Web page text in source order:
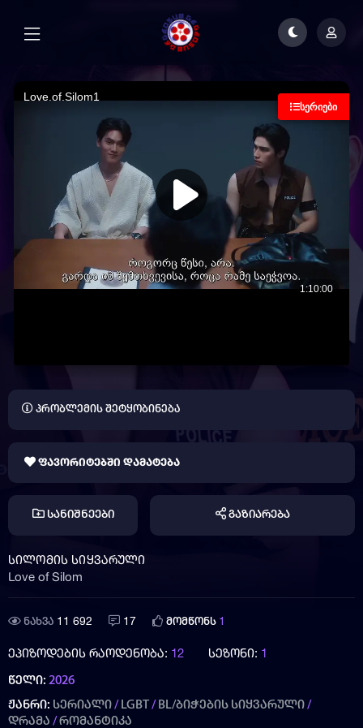
ᲡᲔᲠᲘᲔᲑᲘ
პრობლემის შეტყობინება
ფავორიტებში დამატება
სანიშნეები გაზიარება
სილომის სიყვარული
Love of Silom
ნახვა 11 692 17 მომწონს 1
ეპიზოდების რაოდენობა: 12 სეზონი: 1
წელი: 2026
ჟანრი: სერიალი/ LGBT/ BL/ბიჭების სიყვარული/
დრამა /რომანტიკა